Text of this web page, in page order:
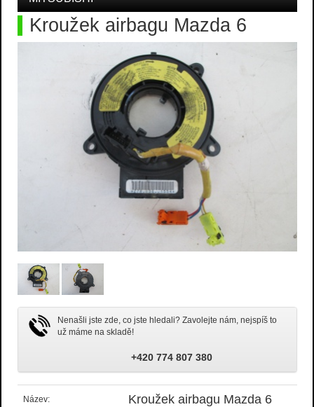
Kroužek airbagu Mazda 6
Nenašli jste zde, co jste hledali? Zavolejte nám, nejspíš to
už máme na skladě!
+420 774 807 380
Název: Kroužek airbagu Mazda 6